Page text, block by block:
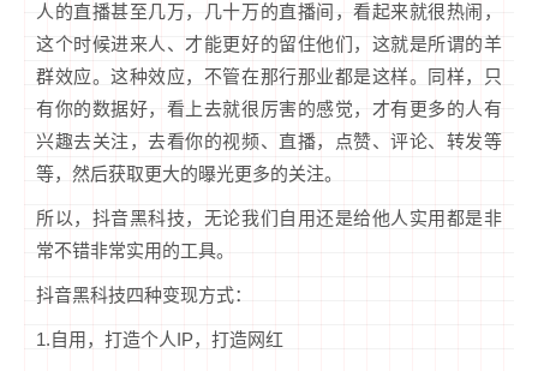
人的直播甚至几万，几十万的直播间，看起来就很热闹，
这个时候进来人、才能更好的留住他们，这就是所谓的羊
群效应。这种效应，不管在那行那业都是这样。同样，只
有你的数据好，看上去就很厉害的感觉，才有更多的人有
兴趣去关注，去看你的视频、直播，点赞、评论、转发等
等，然后获取更大的曝光更多的关注。
所以，抖音黑科技，无论我们自用还是给他人实用都是非
常不错非常实用的工具。
抖音黑科技四种变现方式：
1.自用，打造个人IP，打造网红